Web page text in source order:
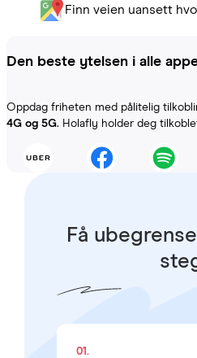
Finn veien uansett
Den beste ytelsen i alle
Oppdag friheten med pålitelig
4G og 5G. Holafly holder deg
Få
01.